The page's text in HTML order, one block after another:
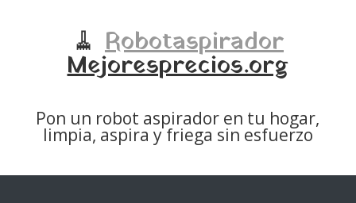
🧹 Robotaspirador
Mejoresprecios.org
Pon un robot aspirador en tu hogar,
limpia, aspira y friega sin esfuerzo